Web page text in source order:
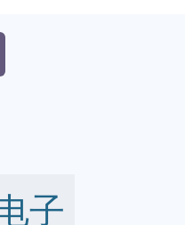
子